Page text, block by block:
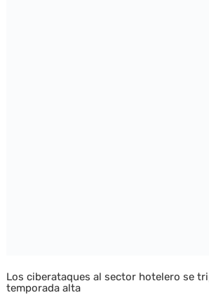
Los ciberataques al sector hotelero se
temporada alta